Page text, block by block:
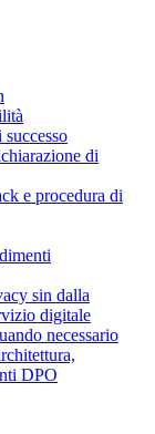
di
e procedura di
sin dalla
digitale
necessario
DPO